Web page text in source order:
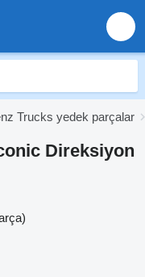
Trucks yedek parçalar
Direksiyon